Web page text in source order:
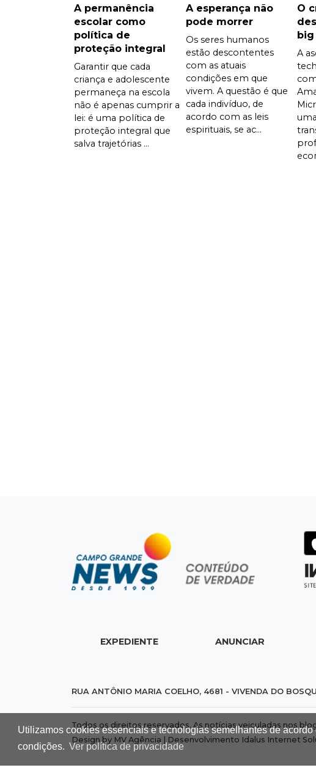
Utilizamos cookies essenciais e tecnologias semelhantes de
condições. Ver política de privacidade
A permanência
escolar como
política de
proteção integral
Garantir que cada
criança e adolescente
permaneça na escola
não é apenas cumprir a
lei: é uma política de
proteção integral que
salva trajetórias ...
A esperança não
pode morrer
Os seres humanos
estão descontentes
com as atuais
condições em que
vivem. A questão é que
cada indivíduo, de
acordo com as leis
espirituais, se ac...
O
A
EXPEDIENTE ANUNCIAR
RUA ANTÔNIO MARIA COELHO, 4681 - VIVENDA DO
Todos os direitos reservados. As notícias veiculadas nos
Design by MV Agência | Desenvolvimento Idalus Internet